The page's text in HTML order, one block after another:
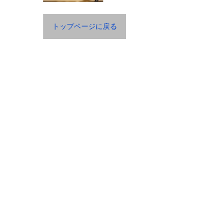
トップページに戻る